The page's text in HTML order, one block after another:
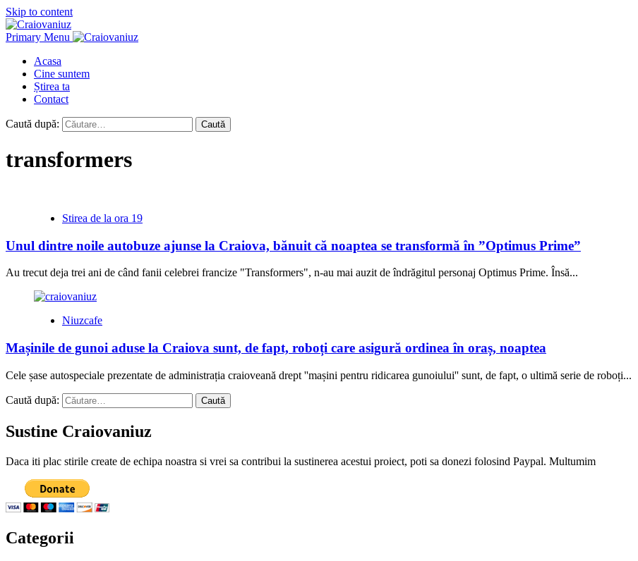
Skip to content
Primary Menu
Acasa
Cine suntem
Știrea ta
Contact
Caută după:
transformers
Stirea de la ora 19
Unul dintre noile autobuze ajunse la Craiova, bănuit că noaptea se transformă în ”Optimus Prime”
Au trecut deja trei ani de când fanii celebrei francize "Transformers", n-au mai auzit de îndrăgitul personaj Optimus Prime. Însă...
Niuzcafe
Mașinile de gunoi aduse la Craiova sunt, de fapt, roboți care asigură ordinea în oraș, noaptea
Cele șase autospeciale prezentate de administrația craioveană drept ''mașini pentru ridicarea gunoiului'' sunt, de fapt, o ultimă serie de roboți...
Caută după:
Sustine Craiovaniuz
Daca iti plac stirile create de echipa noastra si vrei sa contribui la sustinerea acestui proiect, poti sa donezi folosind Paypal. Multumim
Categorii